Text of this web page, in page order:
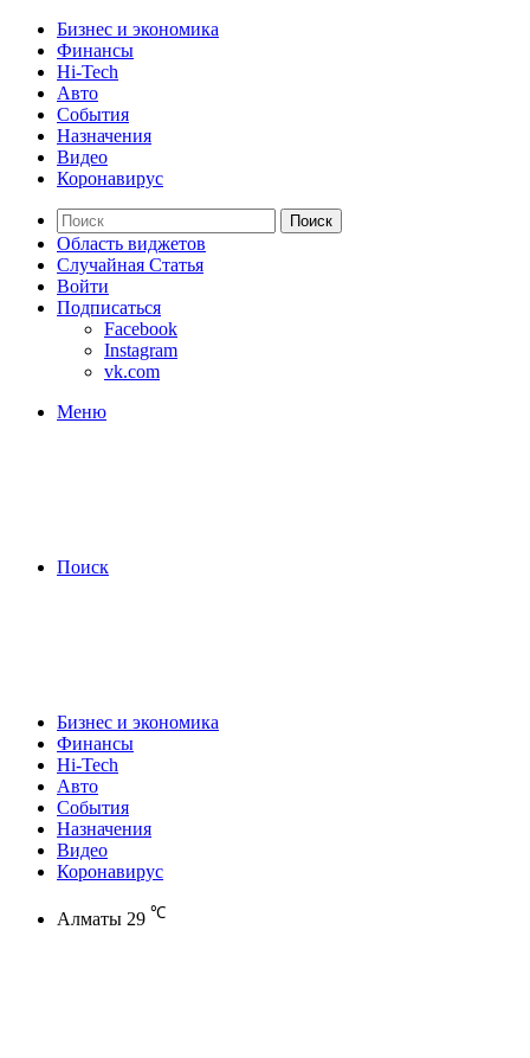
Бизнес и экономика
Финансы
Hi-Tech
Авто
События
Назначения
Видео
Коронавирус
Поиск
Область виджетов
Случайная Статья
Войти
Подписаться
Facebook
Instagram
vk.com
Меню
Поиск
Бизнес и экономика
Финансы
Hi-Tech
Авто
События
Назначения
Видео
Коронавирус
Алматы 29 ℃